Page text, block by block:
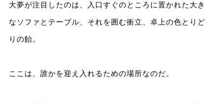
大夢が注目したのは、入口すぐのところに置かれた大き
なソファとテーブル、それを囲む衝立、卓上の色とりど
りの飴。
ここは、誰かを迎え入れるための場所なのだ。